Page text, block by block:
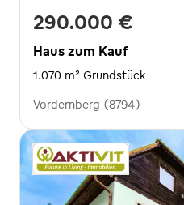
290.000 €
Haus zum Kauf
1.070 m² Grundstück
Vordernberg (8794)